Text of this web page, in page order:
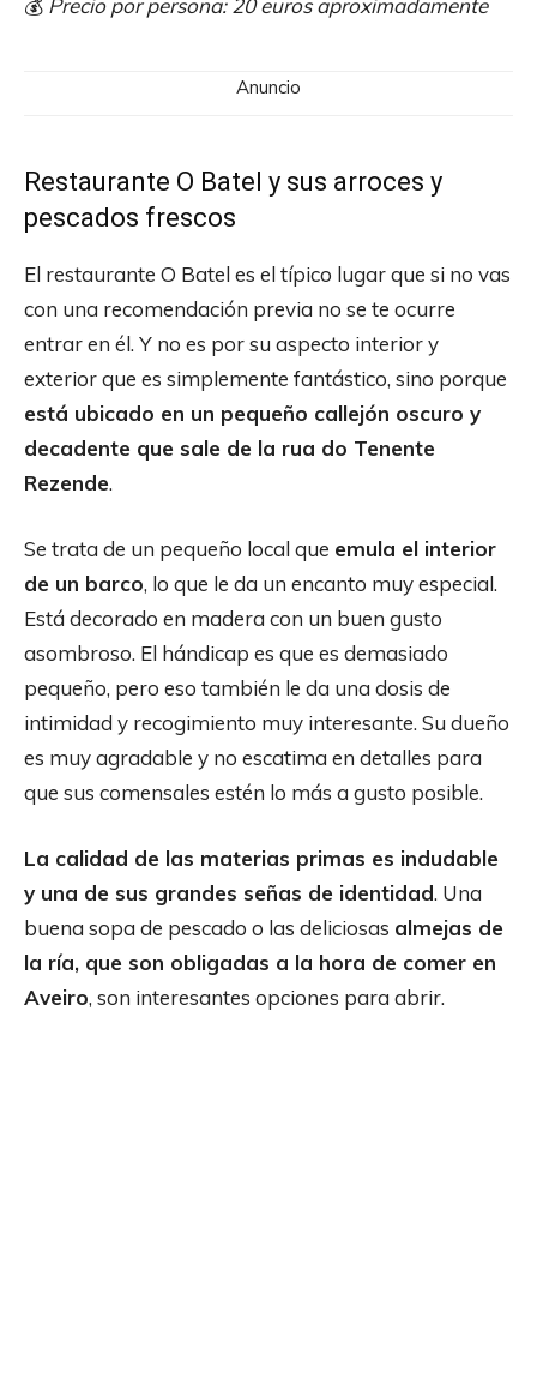
Anuncio
Restaurante O Batel y sus arroces y
pescados frescos
El restaurante O Batel es el típico lugar que si no vas
con una recomendación previa no se te ocurre
entrar en él. Y no es por su aspecto interior y
exterior que es simplemente fantástico, sino porque
está ubicado en un pequeño callejón oscuro y
decadente que sale de la rua do Tenente
Rezende.
Se trata de un pequeño local que emula el interior
de un barco, lo que le da un encanto muy especial.
Está decorado en madera con un buen gusto
asombroso. El hándicap es que es demasiado
pequeño, pero eso también le da una dosis de
intimidad y recogimiento muy interesante. Su dueño
es muy agradable y no escatima en detalles para
que sus comensales estén lo más a gusto posible.
La calidad de las materias primas es indudable
y una de sus grandes señas de identidad. Una
buena sopa de pescado o las deliciosas almejas de
la ría, que son obligadas a la hora de comer en
Aveiro, son interesantes opciones para abrir.